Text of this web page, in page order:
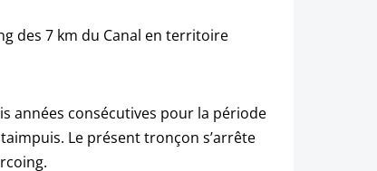
des 7 km du Canal en territoire
années consécutives pour la période
Le présent tronçon s’arrête